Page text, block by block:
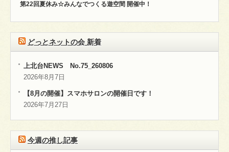
第22回夏休み☆みんなでつくる遊空間 開催中！
どっとネットの会 新着
上北台NEWS No.75_260806
2026年8月7日
【8月の開催】スマホサロンの開催日です！
2026年7月27日
今週の推し記事